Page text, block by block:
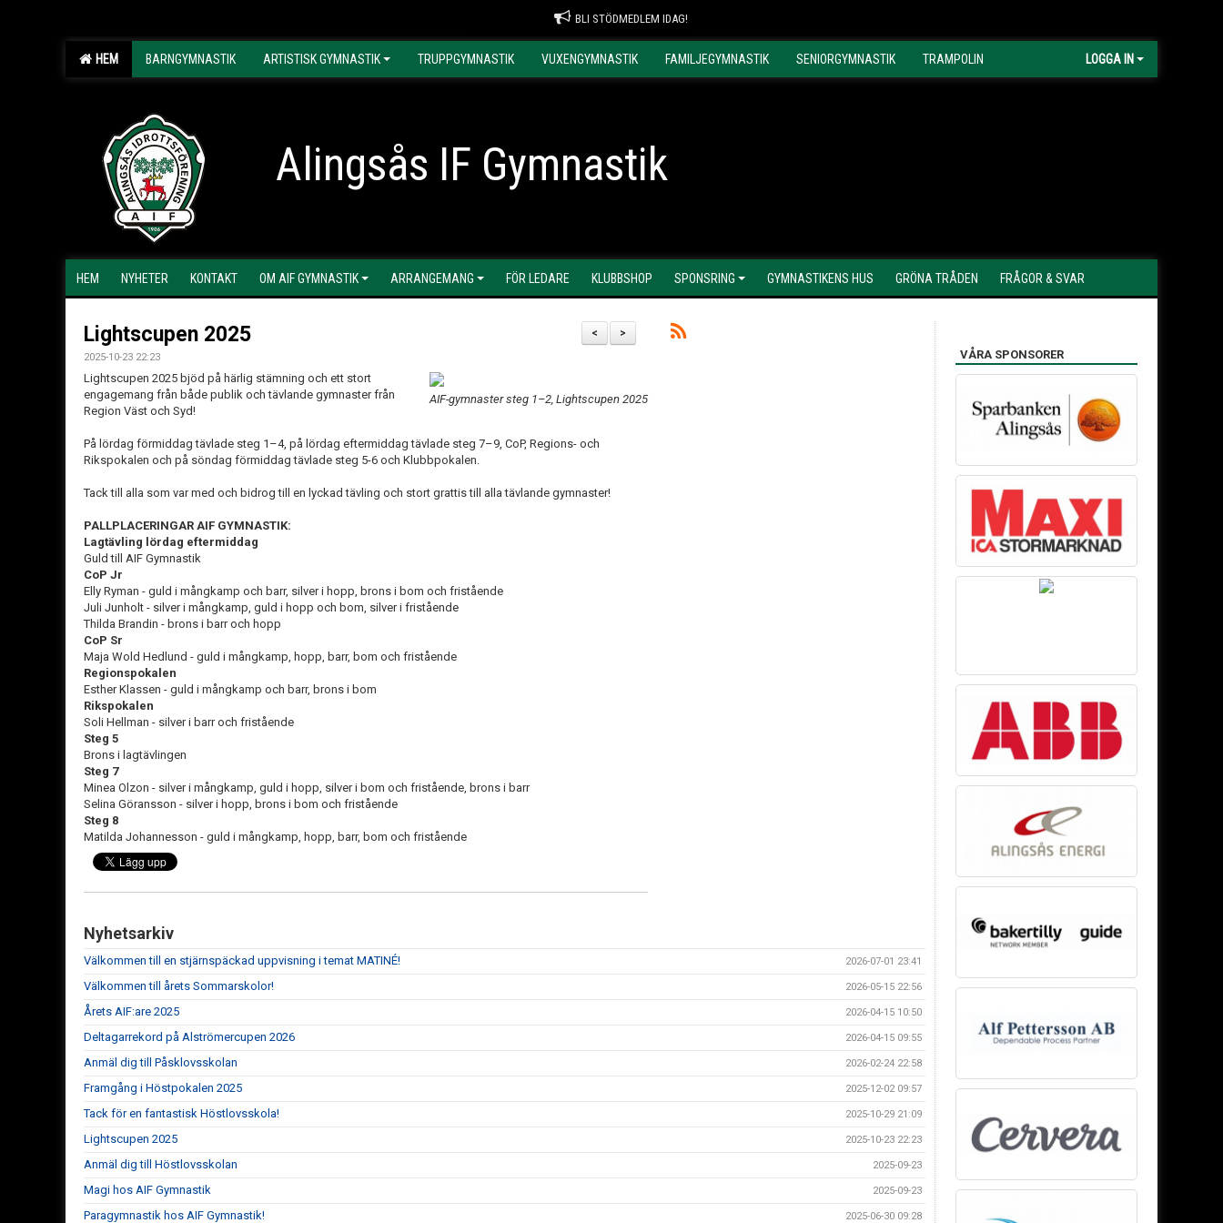
BLI STÖDMEDLEM IDAG!
HEM BARNGYMNASTIK ARTISTISK GYMNASTIK TRUPPGYMNASTIK VUXENGYMNASTIK FAMILJEGYMNASTIK SENIORGYMNASTIK TRAMPOLIN LOGGA IN
Alingsås IF Gymnastik
HEM NYHETER KONTAKT OM AIF GYMNASTIK ARRANGEMANG FÖR LEDARE KLUBBSHOP SPONSRING GYMNASTIKENS HUS GRÖNA TRÅDEN FRÅGOR & SVAR
>
<
Lightscupen 2025
2025-10-23 22:23
AIF-gymnaster steg 1–2, Lightscupen 2025
Lightscupen 2025 bjöd på härlig stämning och ett stort
engagemang från både publik och tävlande gymnaster från
Region Väst och Syd!
På lördag förmiddag tävlade steg 1–4, på lördag eftermiddag tävlade steg 7–9, CoP, Regions- och
Rikspokalen och på söndag förmiddag tävlade steg 5-6 och Klubbpokalen.
Tack till alla som var med och bidrog till en lyckad tävling och stort grattis till alla tävlande gymnaster!
PALLPLACERINGAR AIF GYMNASTIK:
Lagtävling lördag eftermiddag
Guld till AIF Gymnastik
CoP Jr
Elly Ryman - guld i mångkamp och barr, silver i hopp, brons i bom och fristående
Juli Junholt - silver i mångkamp, guld i hopp och bom, silver i fristående
Thilda Brandin - brons i barr och hopp
CoP Sr
Maja Wold Hedlund - guld i mångkamp, hopp, barr, bom och fristående
Regionspokalen
Esther Klassen - guld i mångkamp och barr, brons i bom
Rikspokalen
Soli Hellman - silver i barr och fristående
Steg 5
Brons i lagtävlingen
Steg 7
Minea Olzon - silver i mångkamp, guld i hopp, silver i bom och fristående, brons i barr
Selina Göransson - silver i hopp, brons i bom och fristående
Steg 8
Matilda Johannesson - guld i mångkamp, hopp, barr, bom och fristående
Nyhetsarkiv
Välkommen till en stjärnspäckad uppvisning i temat MATINÉ! 2026-07-01 23:41
Välkommen till årets Sommarskolor! 2026-05-15 22:56
Årets AIF:are 2025 2026-04-15 10:50
Deltagarrekord på Alströmercupen 2026 2026-04-15 09:55
Anmäl dig till Påsklovsskolan 2026-02-24 22:58
Framgång i Höstpokalen 2025 2025-12-02 09:57
Tack för en fantastisk Höstlovsskola! 2025-10-29 21:09
Lightscupen 2025 2025-10-23 22:23
Anmäl dig till Höstlovsskolan 2025-09-23
Magi hos AIF Gymnastik 2025-09-23
Paragymnastik hos AIF Gymnastik! 2025-06-30 09:28
VÅRA SPONSORER